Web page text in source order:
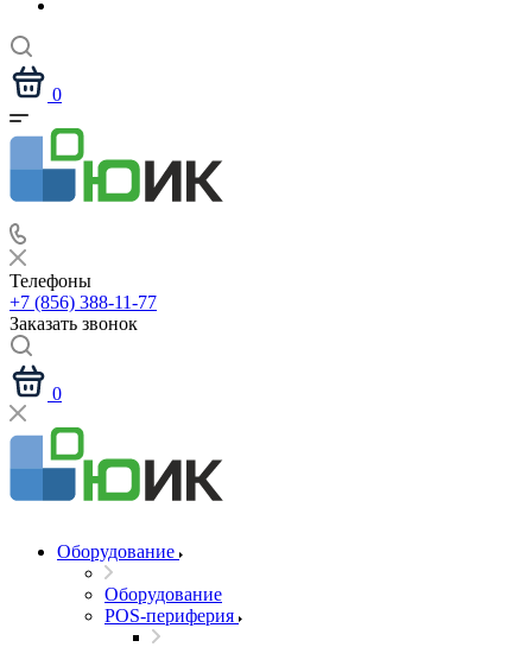
0
Телефоны
+7 (856) 388-11-77
Заказать звонок
0
Оборудование
Оборудование
POS-периферия